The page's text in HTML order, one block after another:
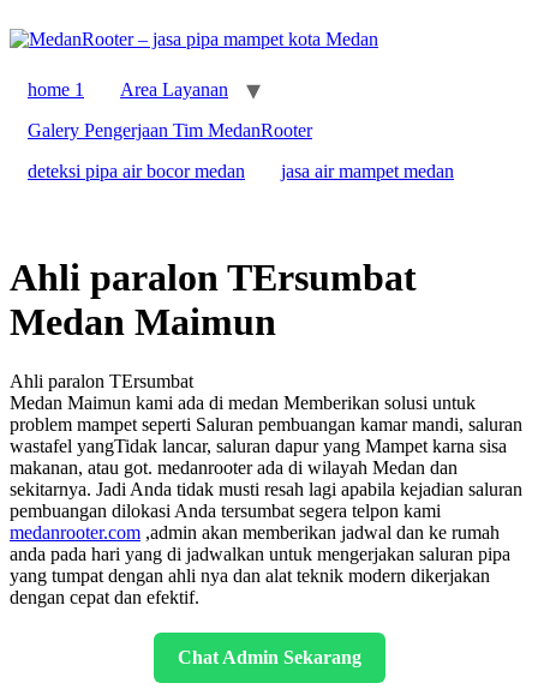
to
home 1
Area Layanan
Galery Pengerjaan Tim MedanRooter
deteksi pipa air bocor medan
jasa air mampet medan
Ahli paralon TErsumbat
Medan Maimun
Ahli paralon TErsumbat
Medan Maimun kami ada di medan Memberikan solusi untuk
problem mampet seperti Saluran pembuangan kamar mandi, saluran
wastafel yangTidak lancar, saluran dapur yang Mampet karna sisa
makanan, atau got. medanrooter ada di wilayah Medan dan
sekitarnya. Jadi Anda tidak musti resah lagi apabila kejadian saluran
pembuangan dilokasi Anda tersumbat segera telpon kami
medanrooter.com ,admin akan memberikan jadwal dan ke rumah
anda pada hari yang di jadwalkan untuk mengerjakan saluran pipa
yang tumpat dengan ahli nya dan alat teknik modern dikerjakan
dengan cepat dan efektif.
Chat Admin Sekarang